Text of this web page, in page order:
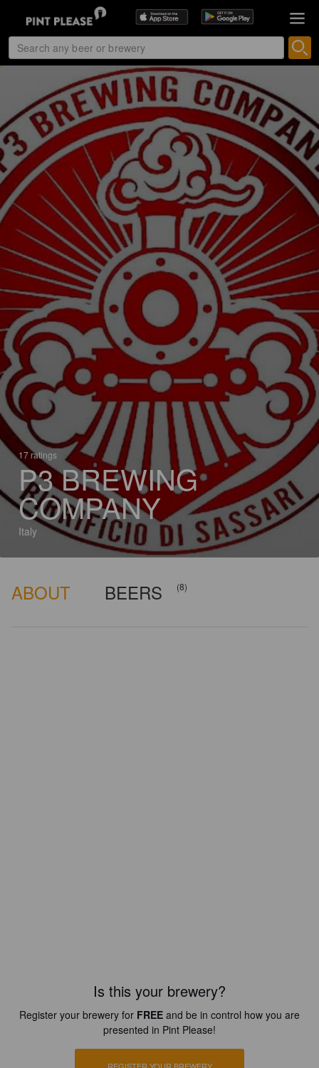
17 ratings
P3 BREWING
COMPANY
Italy
ABOUT BEERS (8)
Is this your brewery?
Register your brewery for FREE and be in control how you are
presented in Pint Please!